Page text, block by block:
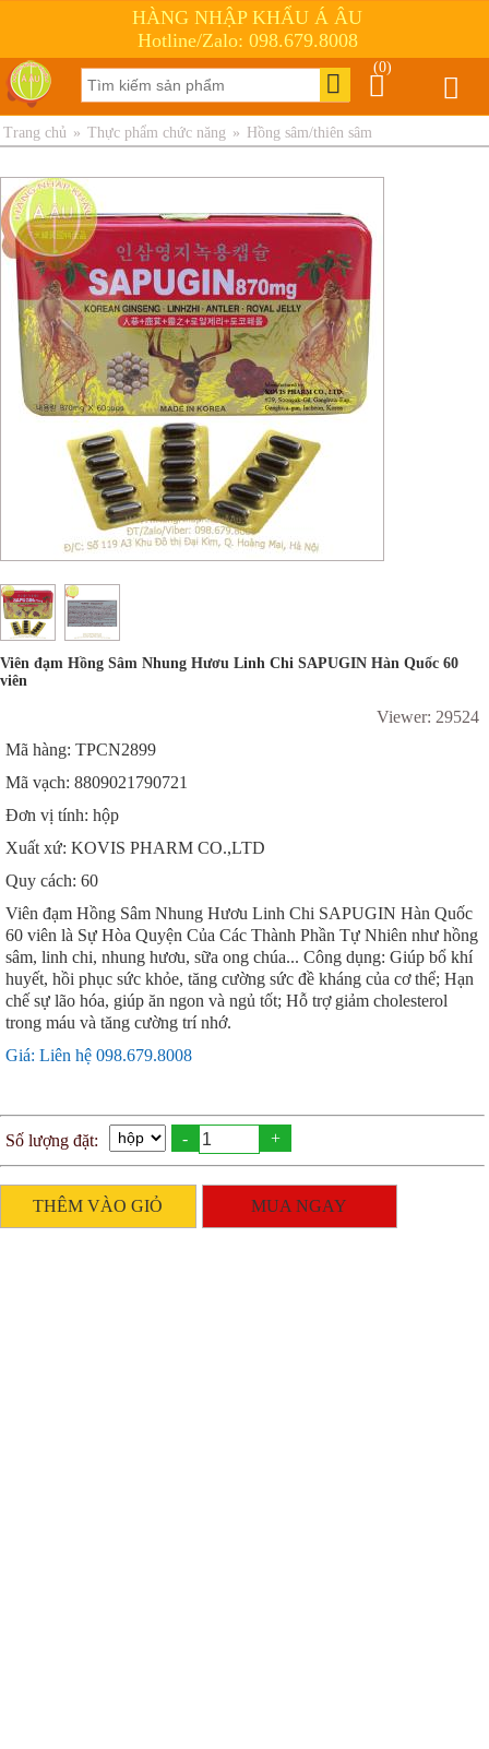
HÀNG NHẬP KHẨU Á ÂU
Hotline/Zalo: 098.679.8008
(0)
Trang chủ » Thực phẩm chức năng » Hồng sâm/thiên sâm
Viên đạm Hồng Sâm Nhung Hươu Linh Chi SAPUGIN Hàn Quốc 60
viên
Viewer: 29524
Mã hàng: TPCN2899
Mã vạch: 8809021790721
Đơn vị tính: hộp
Xuất xứ: KOVIS PHARM CO.,LTD
Quy cách: 60
Viên đạm Hồng Sâm Nhung Hươu Linh Chi SAPUGIN Hàn Quốc
60 viên là Sự Hòa Quyện Của Các Thành Phần Tự Nhiên như hồng
sâm, linh chi, nhung hươu, sữa ong chúa... Công dụng: Giúp bổ khí
huyết, hồi phục sức khỏe, tăng cường sức đề kháng của cơ thể; Hạn
chế sự lão hóa, giúp ăn ngon và ngủ tốt; Hỗ trợ giảm cholesterol
trong máu và tăng cường trí nhớ.
Giá: Liên hệ 098.679.8008
Số lượng đặt: - +
THÊM VÀO GIỎ MUA NGAY